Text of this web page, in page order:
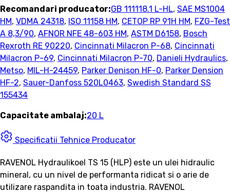
Recomandari producator:GB 111118.1 L-HL, SAE MS1004
HM, VDMA 24318, ISO 11158 HM, CETOP RP 91H HM, FZG-Test
A 8,3/90, AFNOR NFE 48-603 HM, ASTM D6158, Bosch
Rexroth RE 90220, Cincinnati Milacron P-68, Cincinnati
Milacron P-69, Cincinnati Milacron P-70, Danieli Hydraulics,
Metso, MIL-H-24459, Parker Denison HF-0, Parker Dension
HF-2, Sauer-Danfoss 520L0463, Swedish Standard SS
155434
Capacitate ambalaj:20 L
Specificatii Tehnice Producator
RAVENOL Hydraulikoel TS 15 (HLP) este un ulei hidraulic
mineral, cu un nivel de performanta ridicat si o arie de
utilizare raspandita in toata industria. RAVENOL